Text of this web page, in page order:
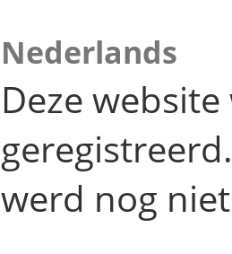
Nederlands
Deze
werd nog